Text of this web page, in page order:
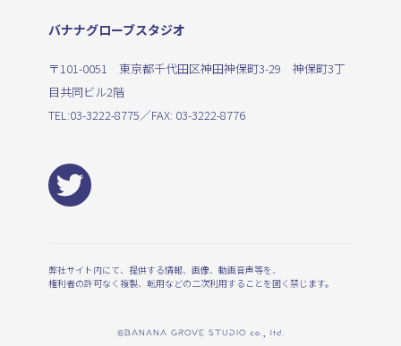
バナナグローブスタジオ
〒101-0051 東京都千代田区神田神保町3-29 神保町3丁
目共同ビル2階
TEL:03-3222-8775／FAX: 03-3222-8776
弊社サイト内にて、提供する情報、画像、動画音声等を、
権利者の許可なく複製、転用などの二次利用することを固く禁じます。
©BANANA GROVE STUDIO co., ltd.